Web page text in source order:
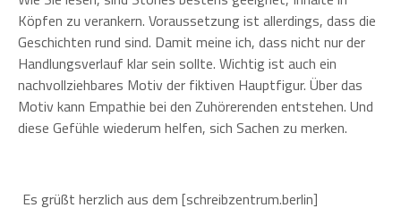
Köpfen zu verankern. Voraussetzung ist allerdings, dass die
Geschichten rund sind. Damit meine ich, dass nicht nur der
Handlungsverlauf klar sein sollte. Wichtig ist auch ein
nachvollziehbares Motiv der fiktiven Hauptfigur. Über das
Motiv kann Empathie bei den Zuhörerenden entstehen. Und
diese Gefühle wiederum helfen, sich Sachen zu merken.
Es grüßt herzlich aus dem [schreibzentrum.berlin]